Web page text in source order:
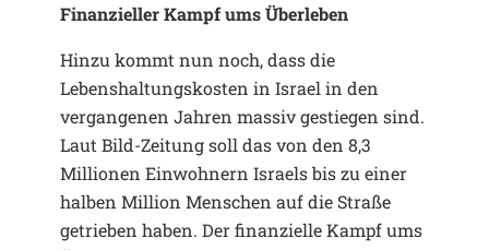
Finanzieller Kampf ums Überleben
Hinzu kommt nun noch, dass die
Lebenshaltungskosten in Israel in den
vergangenen Jahren massiv gestiegen sind.
Laut Bild-Zeitung soll das von den 8,3
Millionen Einwohnern Israels bis zu einer
halben Million Menschen auf die Straße
getrieben haben. Der finanzielle Kampf ums